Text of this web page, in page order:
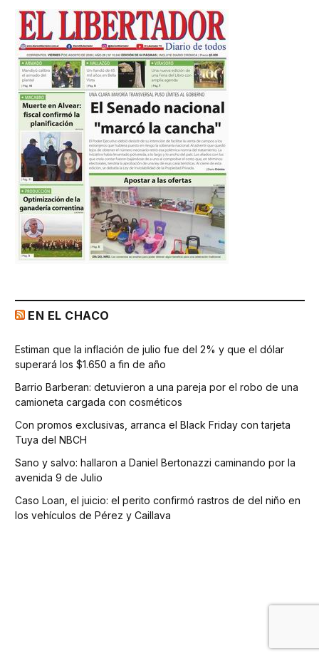
EN EL CHACO
Estiman que la inflación de julio fue del 2% y que el dólar
superará los $1.650 a fin de año
Barrio Barberan: detuvieron a una pareja por el robo de una
camioneta cargada con cosméticos
Con promos exclusivas, arranca el Black Friday con tarjeta
Tuya del NBCH
Sano y salvo: hallaron a Daniel Bertonazzi caminando por la
avenida 9 de Julio
Caso Loan, el juicio: el perito confirmó rastros de del niño en
los vehículos de Pérez y Caillava